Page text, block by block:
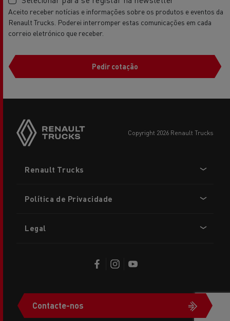
Aceito receber notícias e informações sobre os produtos e eventos da
Renault Trucks. Poderei interromper estas comunicações em cada
correio eletrónico que receber.
Pedir cotação
copyright 2026 Renault Trucks
menu
Renault Trucks
Política de Privacidade
Legal
Contacte-nos